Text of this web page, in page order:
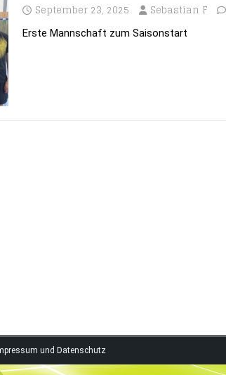
September 23, 2025 Sebastian F
Erste Mann­schaft zum Saisonstart
und Datenschutz